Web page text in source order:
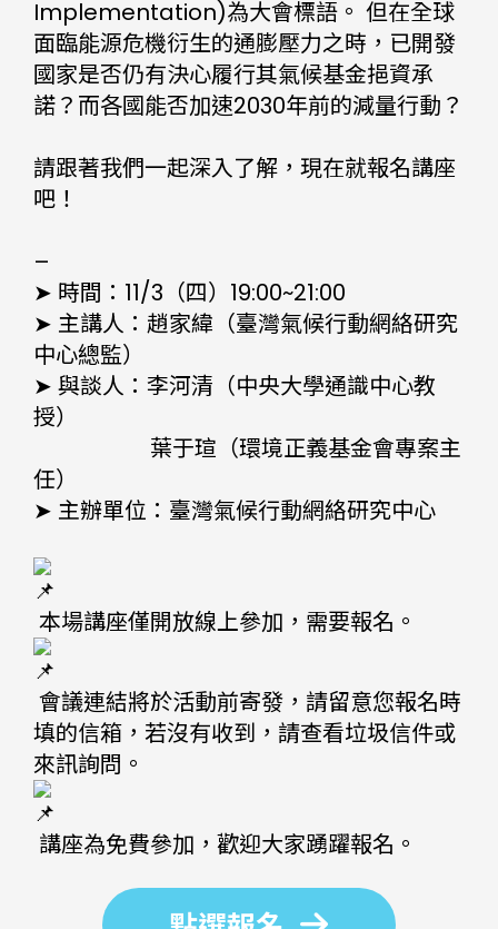
Implementation)為大會標語。 但在全球
面臨能源危機衍生的通膨壓力之時，已開發
國家是否仍有決心履行其氣候基金挹資承
諾？而各國能否加速2030年前的減量行動？
請跟著我們一起深入了解，現在就報名講座
吧！
–
➤ 時間：11/3（四）19:00~21:00
➤ 主講人：趙家緯（臺灣氣候行動網絡研究
中心總監）
➤ 與談人：李河清（中央大學通識中心教
授）
葉于瑄（環境正義基金會專案主
任）
➤ 主辦單位：臺灣氣候行動網絡研究中心
本場講座僅開放線上參加，需要報名。
會議連結將於活動前寄發，請留意您報名時
填的信箱，若沒有收到，請查看垃圾信件或
來訊詢問。
講座為免費參加，歡迎大家踴躍報名。